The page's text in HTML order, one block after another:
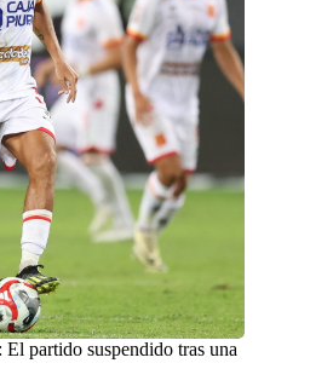
partido suspendido tras una